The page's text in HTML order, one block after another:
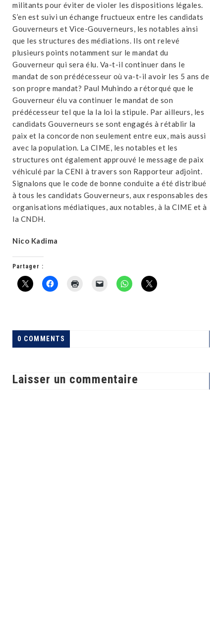
militants pour éviter de violer les dispositions légales.
S’en est suivi un échange fructueux entre les candidats
Gouverneurs et Vice-Gouverneurs, les notables ainsi
que les structures des médiations. Ils ont relevé
plusieurs points notamment sur le mandat du
Gouverneur qui sera élu. Va-t-il continuer dans le
mandat de son prédécesseur où va-t-il avoir les 5 ans de
son propre mandat? Paul Muhindo a rétorqué que le
Gouverneur élu va continuer le mandat de son
prédécesseur tel que la la loi la stipule. Par ailleurs, les
candidats Gouverneurs se sont engagés à rétablir la
paix et la concorde non seulement entre eux, mais aussi
avec la population. La CIME, les notables et les
structures ont également approuvé le message de paix
véhiculé par la CENI à travers son Rapporteur adjoint.
Signalons que le code de bonne conduite a été distribué
à tous les candidats Gouverneurs, aux responsables des
organisations médiatiques, aux notables, à la CIME et à
la CNDH.
Nico Kadima
Partager :
0 COMMENTS
Laisser un commentaire